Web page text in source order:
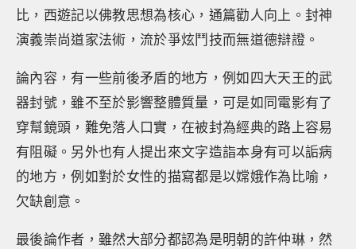
比，西遊記以佛教思想為核心，通篇勸人向上。封神
演義崇尚道家法術，流於爭炫鬥技而無道德辯證。
論內容，有一些前後矛盾的地方，例如四大天王的武
器封號，雖不至於影響整體質量，可是如同電影有了
穿幫鏡頭，難免落人口實，在被封為經典的路上容易
有阻礙。另外也有人提出來文字造詣本身有可以詬病
的地方，例如對於女性的描寫都是以嫦娥作為比喻，
欠缺創意。
最後論作者，雖然大部分都認為是明朝的許仲琳，然